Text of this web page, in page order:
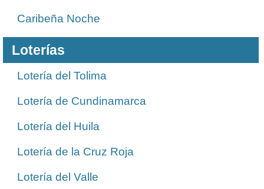
Caribeña Noche
Loterías
Lotería del Tolima
Lotería de Cundinamarca
Lotería del Huila
Lotería de la Cruz Roja
Lotería del Valle